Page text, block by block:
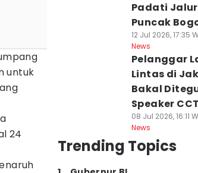
untuk
24
Padati Jalur
Puncak
12 Jul 2026, 17:35
News
Pelanggar
Lintas di
Bakal
Speaker
08 Jul 2026, 16:11
News
Trending Topics